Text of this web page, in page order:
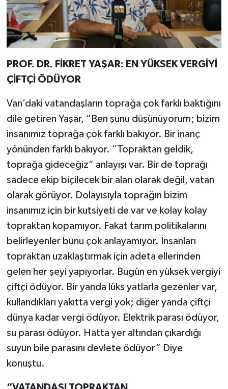
PROF. DR. FİKRET YAŞAR: EN YÜKSEK VERGİYİ
ÇİFTÇİ ÖDÜYOR
Van’daki vatandaşların toprağa çok farklı baktığını
dile getiren Yaşar, “Ben şunu düşünüyorum; bizim
insanımız toprağa çok farklı bakıyor. Bir inanç
yönünden farklı bakıyor. “Topraktan geldik,
toprağa gideceğiz” anlayışı var. Bir de toprağı
sadece ekip biçilecek bir alan olarak değil, vatan
olarak görüyor. Dolayısıyla toprağın bizim
insanımız için bir kutsiyeti de var ve kolay kolay
topraktan kopamıyor. Fakat tarım politikalarını
belirleyenler bunu çok anlayamıyor. İnsanları
topraktan uzaklaştırmak için adeta ellerinden
gelen her şeyi yapıyorlar. Bugün en yüksek vergiyi
çiftçi ödüyor. Bir yanda lüks yatlarla gezenler var,
kullandıkları yakıtta vergi yok; diğer yanda çiftçi
dünya kadar vergi ödüyor. Elektrik parası ödüyor,
su parası ödüyor. Hatta yer altından çıkardığı
suyun bile parasını devlete ödüyor” Diye
konuştu.